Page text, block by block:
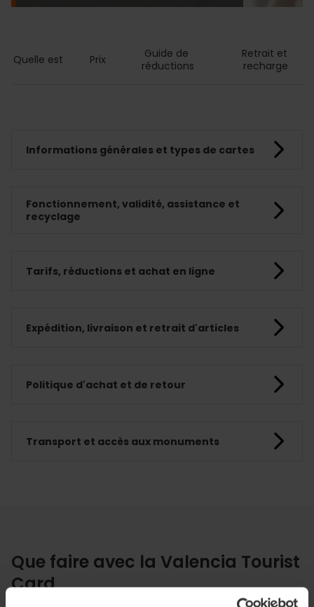
Quelle est Prix
Guide de
réductions
Retrait et
recharge
Informations générales et types de cartes
Fonctionnement, validité, assistance et
recyclage
Tarifs, réductions et achat en ligne
Expédition, livraison et retrait d'articles
Politique d'achat et de retour
Transport et accès aux monuments
Que faire avec la Valencia Tourist
Card